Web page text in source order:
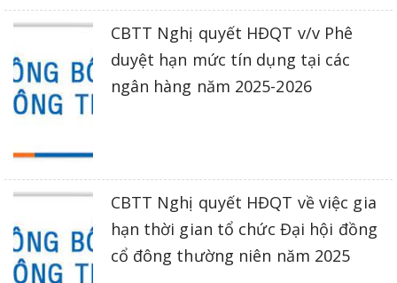
CBTT Nghị quyết HĐQT v/v Phê
duyệt hạn mức tín dụng tại các
ngân hàng năm 2025-2026
CBTT Nghị quyết HĐQT về việc gia
hạn thời gian tổ chức Đại hội đồng
cổ đông thường niên năm 2025